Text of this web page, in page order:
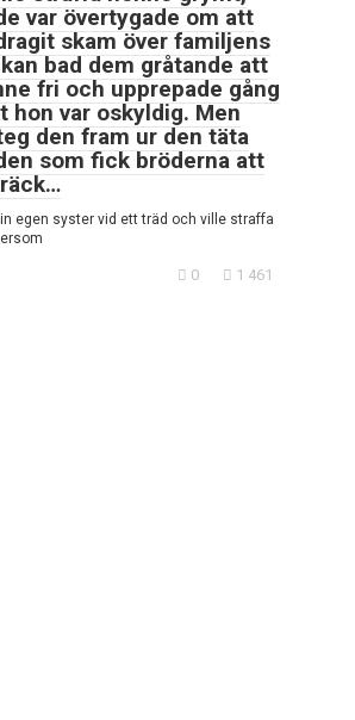
var övertygade om att
skam över familjens
bad dem gråtande att
fri och upprepade gång
hon var oskyldig. Men
den fram ur den täta
som fick bröderna att
egen syster vid ett träd och ville straffa
0 1 461